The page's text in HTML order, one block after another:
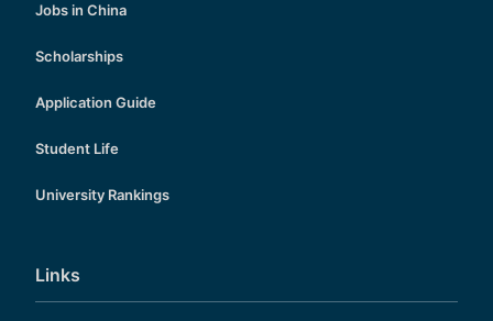
Jobs in China
Scholarships
Application Guide
Student Life
University Rankings
Links